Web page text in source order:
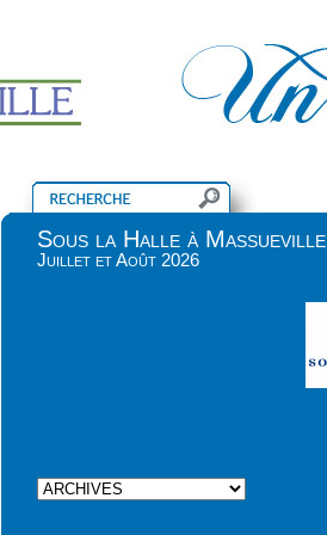
Sous la Halle à Massueville
Juillet et Août 2026